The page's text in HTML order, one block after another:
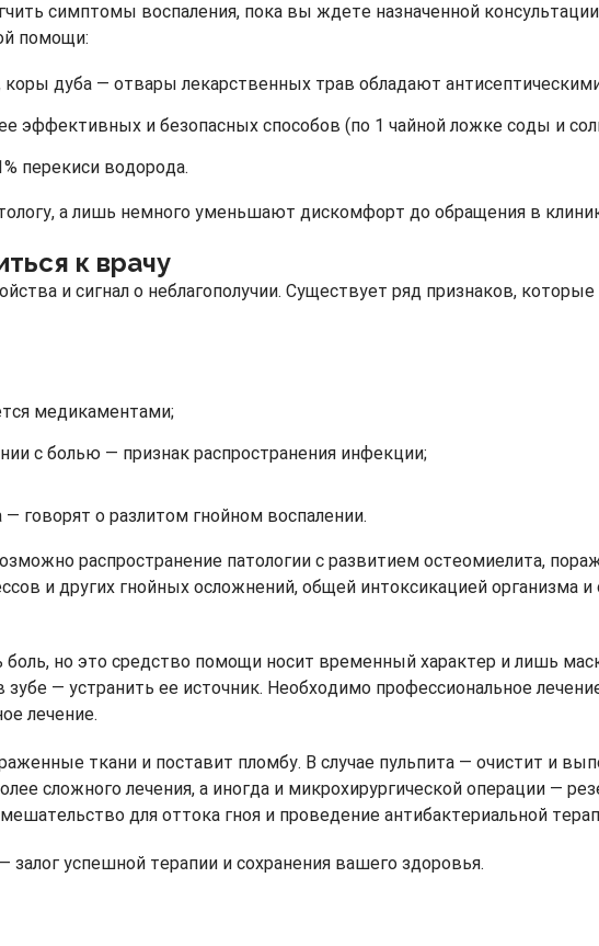
симптомы воспаления, пока вы ждете назначенной
помощи:
дуба — отвары лекарственных трав обладают
эффективных и безопасных способов (по 1 чайной ложке соды и
перекиси водорода.
а лишь немного уменьшают дискомфорт до обращения в
к врачу
и сигнал о неблагополучии. Существует ряд признаков,
медикаментами;
с болью — признак распространения инфекции;
говорят о разлитом гнойном воспалении.
распространение патологии с развитием остеомиелита,
и других гнойных осложнений, общей интоксикацией организма и
но это средство помощи носит временный характер и лишь
— устранить ее источник. Необходимо профессиональное
лечение.
ткани и поставит пломбу. В случае пульпита — очистит и
сложного лечения, а иногда и микрохирургической операции —
для оттока гноя и проведение антибактериальной
успешной терапии и сохранения вашего здоровья.